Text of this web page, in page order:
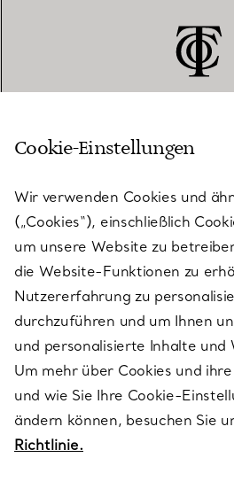
KUNDENSERVICE
SERVICES
ÜBER TIFFANY & CO.
RECHTLICHE HINWEISE
FOLGEN SIE UNS
Cookie-Einstellungen
Wir verwenden Cookies und
(„Cookies“), einschließlich
um unsere Website zu
die Website-Funktionen zu
Nutzererfahrung zu
durchzuführen und um Ihnen
und personalisierte Inhalte und
Um mehr über Cookies und
und wie Sie Ihre Cookie-
ändern können, besuchen Sie
Richtlinie.